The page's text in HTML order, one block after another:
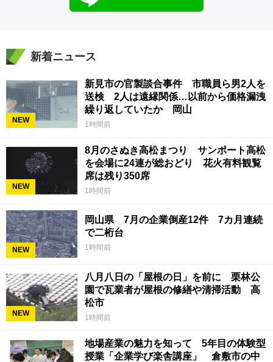
新着ニュース
NEW
新見市の官製談合事件 市職員ら男2人を
送検 2人は遠縁関係…以前から価格漏洩
繰り返していたか 岡山
1時間前
NEW
8月のさぬき高松まつり サンポート高松
を会場に24連が総おどり 花火有料観覧
席は残り350席
1時間前
NEW
岡山県 7月の企業倒産12件 7カ月連続
で二桁台
1時間前
NEW
八月八日の「屋根の日」を前に 栗林公
園で瓦業者が屋根の修繕や清掃活動 高
松市
1時間前
地場産業の魅力を知って 5年目の体験型
授業「企業学び楽舎講座」 倉敷市の中